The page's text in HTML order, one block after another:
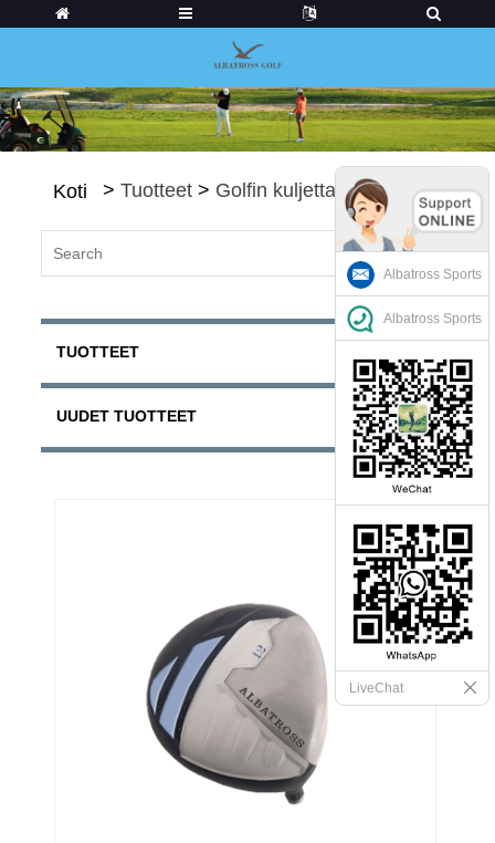
Koti > Tuotteet > Golfin kuljettajat
TUOTTEET
UUDET TUOTTEET
Albatross Sports
Albatross Sports
LiveChat